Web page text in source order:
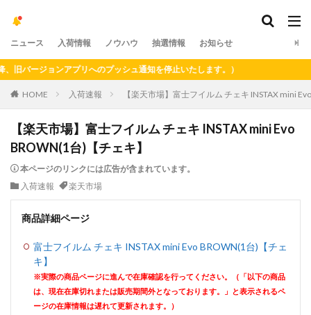
ニュース 入荷情報 ノウハウ 抽選情報 お知らせ
ジョンアプリへのプッシュ通知を停止いたします。）
HOME 入荷速報 【楽天市場】富士フイルム チェキ INSTAX mini
【楽天市場】富士フイルム チェキ INSTAX mini Evo
BROWN(1台)【チェキ】
本ページのリンクには広告が含まれています。
入荷速報
楽天市場
商品詳細ページ
富士フイルム チェキ INSTAX mini Evo BROWN(1台)【チェ
キ】
※実際の商品ページに進んで在庫確認を行ってください。（「以下の商品
は、現在在庫切れまたは販売期間外となっております。」と表示されるペ
ージの在庫情報は遅れて更新されます。）